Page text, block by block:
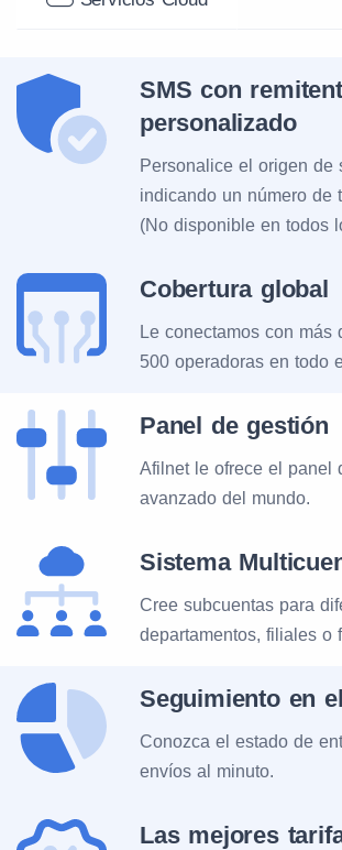
SMS con
personalizado
Personalice el origen de
indicando un número de
(No disponible en todos
Cobertura global
Le conectamos con más
500 operadoras en todo
Panel de gestión
Afilnet le ofrece el panel
avanzado del mundo.
Sistema
Cree subcuentas para
departamentos, filiales o
Seguimiento en
Conozca el estado de
envíos al minuto.
Las mejores